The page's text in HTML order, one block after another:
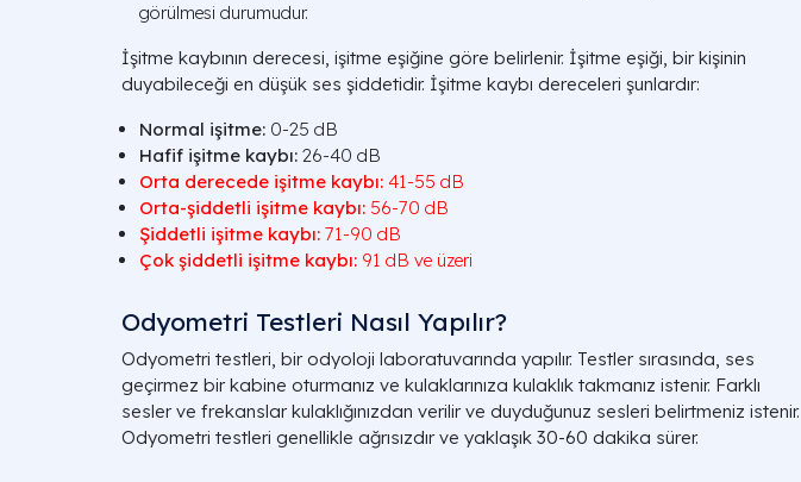
görülmesi durumudur.
İşitme kaybının derecesi, işitme eşiğine göre belirlenir. İşitme eşiği, bir kişinin
duyabileceği en düşük ses şiddetidir. İşitme kaybı dereceleri şunlardır:
Normal işitme: 0-25 dB
Hafif işitme kaybı: 26-40 dB
Orta derecede işitme kaybı: 41-55 dB
Orta-şiddetli işitme kaybı: 56-70 dB
Şiddetli işitme kaybı: 71-90 dB
Çok şiddetli işitme kaybı: 91 dB ve üzeri
Odyometri Testleri Nasıl Yapılır?
Odyometri testleri, bir odyoloji laboratuvarında yapılır. Testler sırasında, ses
geçirmez bir kabine oturmanız ve kulaklarınıza kulaklık takmanız istenir. Farklı
sesler ve frekanslar kulaklığınızdan verilir ve duyduğunuz sesleri belirtmeniz istenir.
Odyometri testleri genellikle ağrısızdır ve yaklaşık 30-60 dakika sürer.